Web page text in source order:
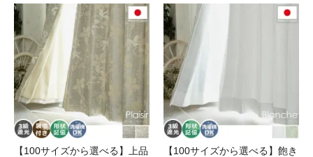
【100サイズから選べる】上品
【100サイズから選べる】飽き